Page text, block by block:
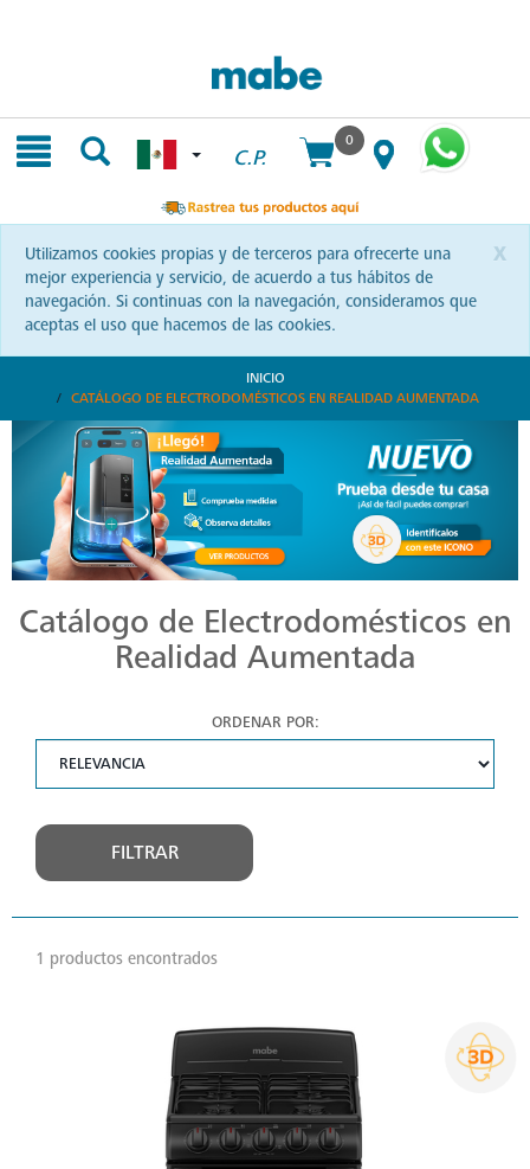
C.P.
0
x
Utilizamos cookies propias y de terceros para ofrecerte una
mejor experiencia y servicio, de acuerdo a tus hábitos de
navegación. Si continuas con la navegación, consideramos que
aceptas el uso que hacemos de las cookies.
INICIO
CATÁLOGO DE ELECTRODOMÉSTICOS EN REALIDAD AUMENTADA
Catálogo de Electrodomésticos en
Realidad Aumentada
ORDENAR POR:
FILTRAR
1 productos encontrados